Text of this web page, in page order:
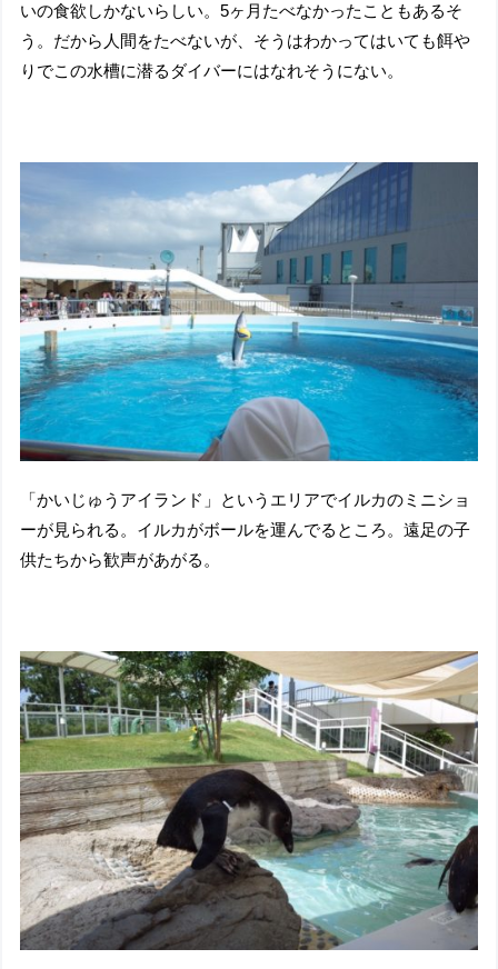
いの食欲しかないらしい。5ヶ月たべなかったこともあるそ
う。だから人間をたべないが、そうはわかってはいても餌や
りでこの水槽に潜るダイバーにはなれそうにない。
「かいじゅうアイランド」というエリアでイルカのミニショ
ーが見られる。イルカがボールを運んでるところ。遠足の子
供たちから歓声があがる。